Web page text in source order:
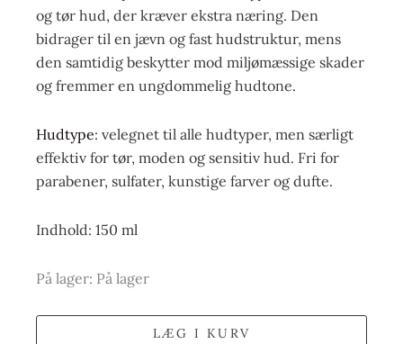
og tør hud, der kræver ekstra næring. Den
bidrager til en jævn og fast hudstruktur, mens
den samtidig beskytter mod miljømæssige skader
og fremmer en ungdommelig hudtone.
Hudtype: velegnet til alle hudtyper, men særligt
effektiv for tør, moden og sensitiv hud. Fri for
parabener, sulfater, kunstige farver og dufte.
Indhold: 150 ml
På lager: På lager
LÆG I KURV